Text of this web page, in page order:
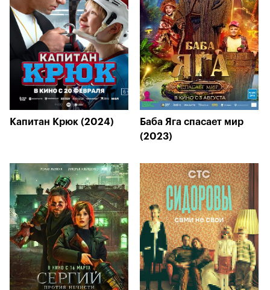
Капитан Крюк (2024)
Баба Яга спасает мир
(2023)